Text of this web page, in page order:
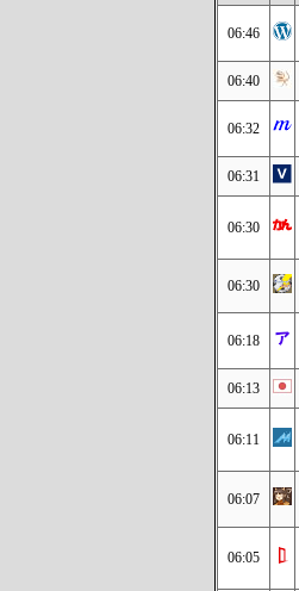
06:46
06:40
06:32
06:31
06:30
06:30
06:18
06:13
06:11
06:07
06:05